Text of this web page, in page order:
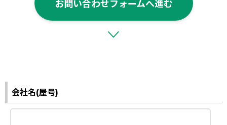
お問い合わせフォームへ進む
会社名(屋号)